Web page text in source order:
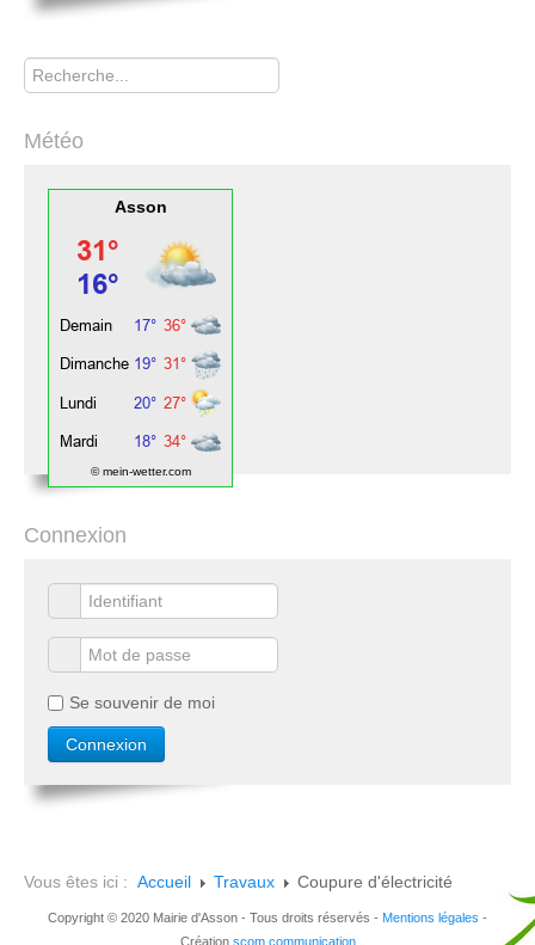
Rechercher
Météo
Asson
© mein-wetter.com
Connexion
Se souvenir de moi
Vous êtes ici : Accueil Travaux Coupure d'électricité
Copyright © 2020 Mairie d'Asson - Tous droits réservés - Mentions légales -
Création scom communication